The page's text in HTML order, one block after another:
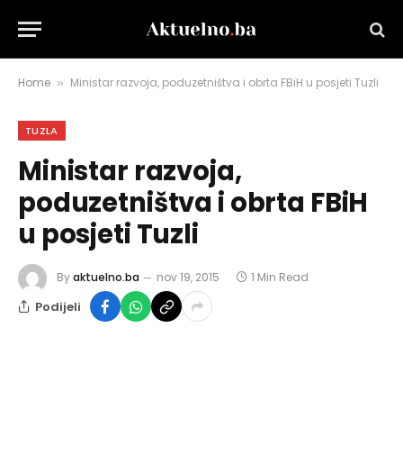
Home » Ministar razvoja, poduzetništva i obrta FBiH u posjeti Tuzli
TUZLA
Ministar razvoja,
poduzetništva i obrta FBiH
u posjeti Tuzli
Byaktuelno.ba nov 19, 2015 1 Min Read
Podijeli